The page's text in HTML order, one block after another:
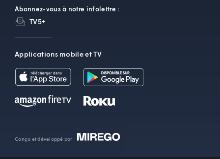
Abonnez-vous à notre infolettre :
TV5+
Applications mobile et TV
Conçu et développé par